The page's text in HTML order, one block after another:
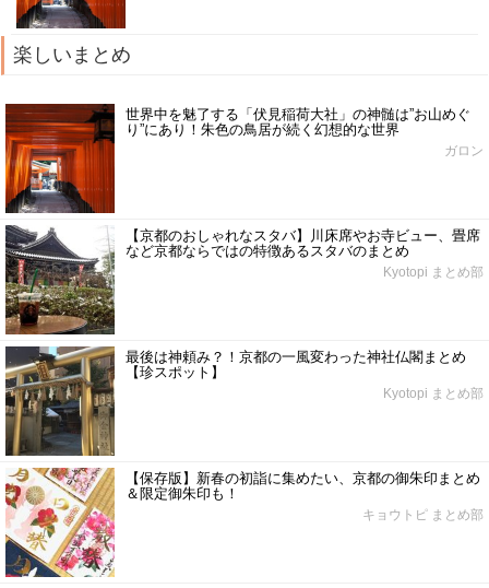
楽しいまとめ
世界中を魅了する「伏見稲荷大社」の神髄は”お山めぐ
り”にあり！朱色の鳥居が続く幻想的な世界
ガロン
【京都のおしゃれなスタバ】川床席やお寺ビュー、畳席
など京都ならではの特徴あるスタバのまとめ
Kyotopi まとめ部
最後は神頼み？！京都の一風変わった神社仏閣まとめ
【珍スポット】
Kyotopi まとめ部
【保存版】新春の初詣に集めたい、京都の御朱印まとめ
＆限定御朱印も！
キョウトピ まとめ部